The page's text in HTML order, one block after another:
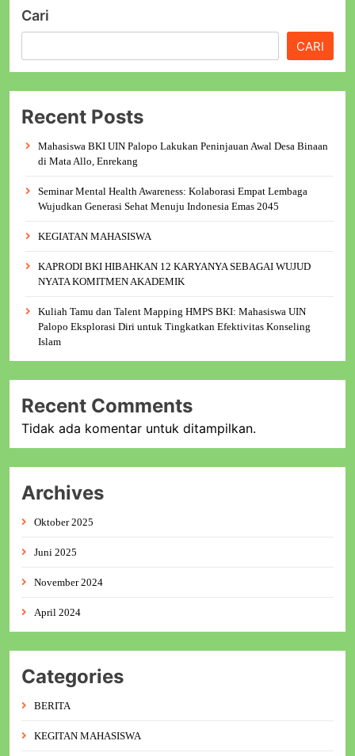
Cari
CARI
Recent Posts
Mahasiswa BKI UIN Palopo Lakukan Peninjauan Awal Desa Binaan
di Mata Allo, Enrekang
Seminar Mental Health Awareness: Kolaborasi Empat Lembaga
Wujudkan Generasi Sehat Menuju Indonesia Emas 2045
KEGIATAN MAHASISWA
KAPRODI BKI HIBAHKAN 12 KARYANYA SEBAGAI WUJUD
NYATA KOMITMEN AKADEMIK
Kuliah Tamu dan Talent Mapping HMPS BKI: Mahasiswa UIN
Palopo Eksplorasi Diri untuk Tingkatkan Efektivitas Konseling
Islam
Recent Comments
Tidak ada komentar untuk ditampilkan.
Archives
Oktober 2025
Juni 2025
November 2024
April 2024
Categories
BERITA
KEGITAN MAHASISWA